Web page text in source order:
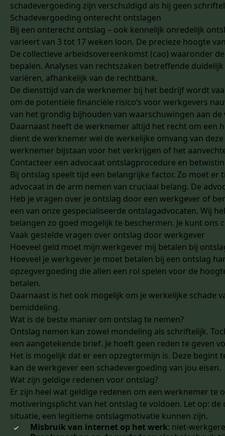
schadevergoeding zijn verschuldigd als hij geen
Schadevergoeding onterecht ontslagen
Bij een onterecht ontslag – ook kennelijk onredelijk
varieert van 3 tot 17 weken loon. De precieze hoogte
De collectieve arbeidsovereenkomst (cao) waaronder
bepalen. Analyses van rechtszaken betreffende
variëren, afhankelijk van de rechtbank.
De diensttijd van de werknemer bij het bedrijf wordt
om de potentiële financiële risico’s voor werkgevers
van het grondig bijhouden van waarschuwingen aan
Daarnaast heeft de werknemer altijd het recht om een
dient de werknemer wel de werkelijke omvang van
werknemer bijstaan voor het verkrijgen of het
Contacteer een advocaat ontslagprocedure en
Bij ontslag speelt tijd een belangrijke factor. Zo moet
advocaat in de arm nemen van cruciaal belang. De
Heb je vragen over je ontslag door een werkgever of
een van onze gespecialiseerde ontslagadvocaten. Wij
belangen zo goed mogelijk te beschermen. Je kunt
Vaak gestelde vragen over ontslag door werkgever
Hoeveel geld moet mijn werkgever mij betalen bij
Hoeveel je werkgever je moet betalen bij een ontslag
opzegvergoeding die allen een rol spelen voor de
betalen.
Daarnaast is het ook mogelijk om je werkelijke schade
bemiddeling.
Wat is de beste manier om ontslag te nemen?
Ontslag nemen kan zowel mondeling als schriftelijk.
een aangetekende brief. Je hoeft geen reden te geven
Het is mogelijk dat er een opzegtermijn is. Deze
kan de werkgever een schadevergoeding van jou eisen.
Wat zijn geldige redenen voor ontslag?
Er zijn heel wat geldige redenen om een werknemer te
motiveringsplicht van het ontslag te voldoen. Let op:
situatie, een legitieme ontslagmotivatie kunnen zijn.
Misbruik van internet op het werk: niet-